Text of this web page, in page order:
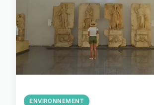
ENVIRONNEMENT